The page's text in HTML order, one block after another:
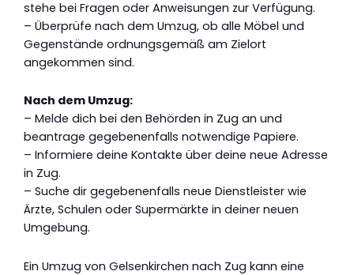
stehe bei Fragen oder Anweisungen zur Verfügung.
– Überprüfe nach dem Umzug, ob alle Möbel und
Gegenstände ordnungsgemäß am Zielort
angekommen sind.
Nach dem Umzug:
– Melde dich bei den Behörden in Zug an und
beantrage gegebenenfalls notwendige Papiere.
– Informiere deine Kontakte über deine neue Adresse
in Zug.
– Suche dir gegebenenfalls neue Dienstleister wie
Ärzte, Schulen oder Supermärkte in deiner neuen
Umgebung.
Ein Umzug von Gelsenkirchen nach Zug kann eine